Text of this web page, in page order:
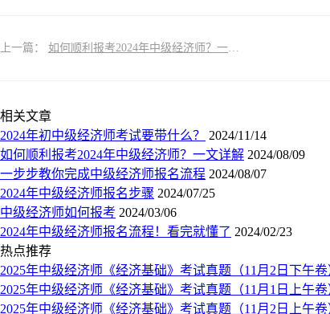
上一篇： 如何顺利报考2024年中级经济师？一文详解
相关文章
2024年初中级经济师考试要带什么？
2024/11/14
如何顺利报考2024年中级经济师？一文详解 2024/08/09
一步步教你完成中级经济师报名流程 2024/08/07
2024年中级经济师报名步骤 2024/07/25
中级经济师如何报考 2024/03/06
2024年中级经济师报名流程！看完就懂了 2024/02/23
热点推荐
2025年中级经济师《经济基础》考试真题（11月2日下午卷
2025年中级经济师《经济基础》考试真题（11月1日上午卷
2025年中级经济师《经济基础》考试真题（11月2日上午卷